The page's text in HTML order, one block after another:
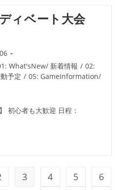
ィベート大会
What'sNew/ 新着情報 / 02:
予定 / 05: GameInformation/
初心者も大歓迎 日程：
3 4 5
6